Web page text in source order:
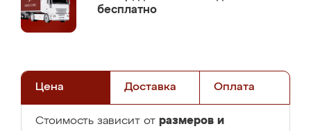
бесплатно
Цена Доставка Оплата
Стоимость зависит от размеров и